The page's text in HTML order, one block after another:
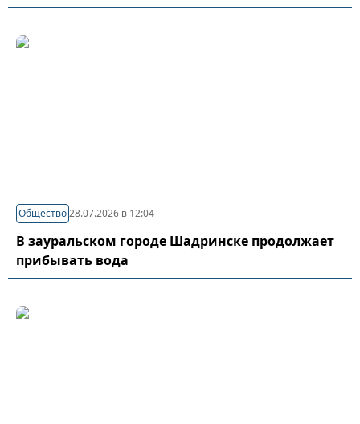
Общество28.07.2026 в 12:04
В зауральском городе Шадринске продолжает
прибывать вода